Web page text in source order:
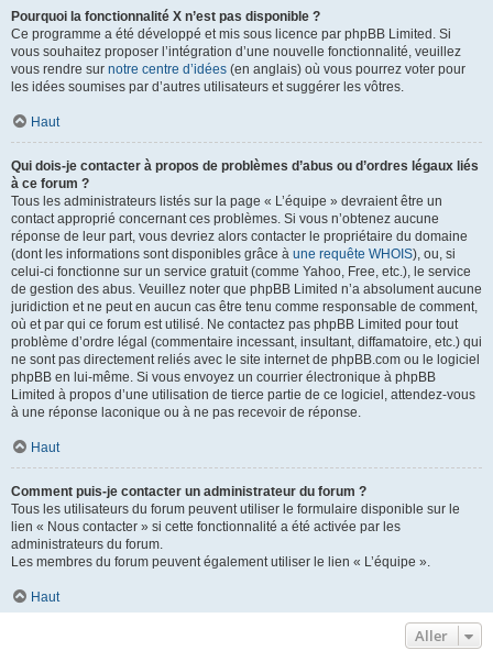
Pourquoi la fonctionnalité X n’est pas disponible ?
Ce programme a été développé et mis sous licence par phpBB Limited. Si
vous souhaitez proposer l’intégration d’une nouvelle fonctionnalité, veuillez
vous rendre sur notre centre d’idées (en anglais) où vous pourrez voter pour
les idées soumises par d’autres utilisateurs et suggérer les vôtres.
Haut
Qui dois-je contacter à propos de problèmes d’abus ou d’ordres légaux liés
à ce forum ?
Tous les administrateurs listés sur la page « L’équipe » devraient être un
contact approprié concernant ces problèmes. Si vous n’obtenez aucune
réponse de leur part, vous devriez alors contacter le propriétaire du domaine
(dont les informations sont disponibles grâce à une requête WHOIS), ou, si
celui-ci fonctionne sur un service gratuit (comme Yahoo, Free, etc.), le service
de gestion des abus. Veuillez noter que phpBB Limited n’a absolument aucune
juridiction et ne peut en aucun cas être tenu comme responsable de comment,
où et par qui ce forum est utilisé. Ne contactez pas phpBB Limited pour tout
problème d’ordre légal (commentaire incessant, insultant, diffamatoire, etc.) qui
ne sont pas directement reliés avec le site internet de phpBB.com ou le logiciel
phpBB en lui-même. Si vous envoyez un courrier électronique à phpBB
Limited à propos d’une utilisation de tierce partie de ce logiciel, attendez-vous
à une réponse laconique ou à ne pas recevoir de réponse.
Haut
Comment puis-je contacter un administrateur du forum ?
Tous les utilisateurs du forum peuvent utiliser le formulaire disponible sur le
lien « Nous contacter » si cette fonctionnalité a été activée par les
administrateurs du forum.
Les membres du forum peuvent également utiliser le lien « L’équipe ».
Haut
Aller